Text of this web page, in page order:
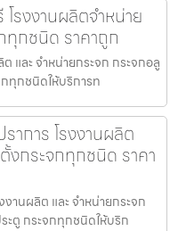
รงงานผลิตจำหน่าย
ทุกชนิด ราคาถูก
และ จำหน่ายกระจก กระจกอลู
ทุกชนิดให้บริการท
าการ โรงงานผลิต
งกระจกทุกชนิด ราคา
านผลิต และ จำหน่ายกระจก
ะตู กระจกทุกชนิดให้บริก